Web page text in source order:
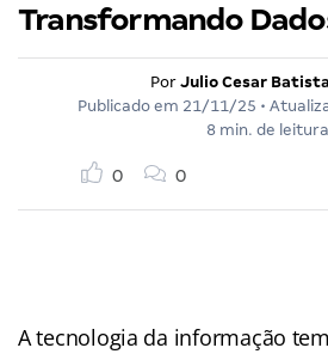
Transformando
Por Julio Cesar
Publicado em 21/11/25 •
8 min. de leitura
0 0
A tecnologia da informação